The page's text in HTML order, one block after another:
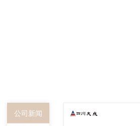
公司新闻